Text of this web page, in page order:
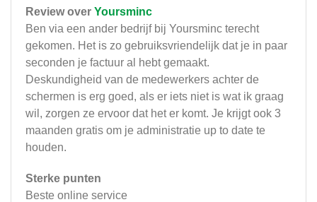
Review over Yoursminc
Ben via een ander bedrijf bij Yoursminc terecht
gekomen. Het is zo gebruiksvriendelijk dat je in paar
seconden je factuur al hebt gemaakt.
Deskundigheid van de medewerkers achter de
schermen is erg goed, als er iets niet is wat ik graag
wil, zorgen ze ervoor dat het er komt. Je krijgt ook 3
maanden gratis om je administratie up to date te
houden.
Sterke punten
Beste online service